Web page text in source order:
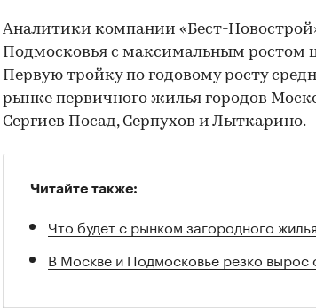
Аналитики компании «Бест-
Подмосковья с максимальным ростом
Первую тройку по годовому росту
рынке первичного жилья городов
Сергиев Посад, Серпухов и Лыткарино.
Читайте также:
Что будет с рынком загородного
В Москве и Подмосковье резко вырос